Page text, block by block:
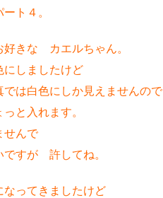
ト４。
好きな カエルちゃん。
しましたけど
は白色にしか見えませんので
と入れます。
せんで
ですが 許してね。
なってきましたけど